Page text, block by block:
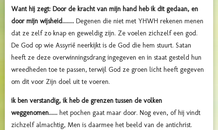
Want hij zegt: Door de kracht van mijn hand heb ik dit gedaan, en
door mijn wijsheid........ Degenen die niet met YHWH rekenen menen
dat ze zelf zo knap en geweldig zijn. Ze voelen zichzelf een god.
De God op wie Assyrië neerkijkt is de God die hem stuurt. Satan
heeft ze deze overwinningsdrang ingegeven en in staat gesteld hun
wreedheden toe te passen, terwijl God ze groen licht heeft gegeven
om dit voor Zijn doel uit te voeren.
ik ben verstandig, ik heb de grenzen tussen de volken
weggenomen...... het pochen gaat maar door. Nog even, of hij vindt
zichzelf almachtig, Men is daarmee het beeld van de antichrist.